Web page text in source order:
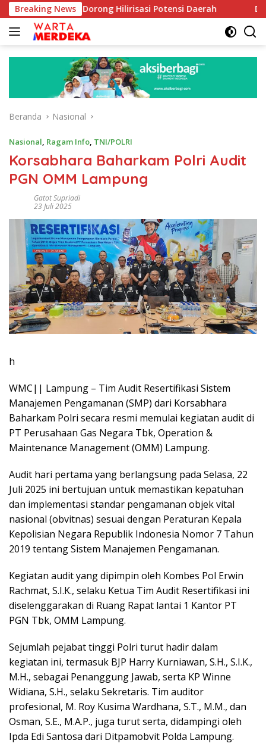
Langsung
ke
konten
Breaking News
Dorong Hilirisasi Potensi Daerah DPR Dorong
Beranda Nasional
Nasional, Ragam Info, TNI/POLRI
Korsabhara Baharkam Polri Audit
PGN OMM Lampung
Gatot Supriadi
23 Juli 2025
h
WMC|| Lampung – Tim Audit Resertifikasi Sistem
Manajemen Pengamanan (SMP) dari Korsabhara
Baharkam Polri secara resmi memulai kegiatan audit di
PT Perusahaan Gas Negara Tbk, Operation &
Maintenance Management (OMM) Lampung.
Audit hari pertama yang berlangsung pada Selasa, 22
Juli 2025 ini bertujuan untuk memastikan kepatuhan
dan implementasi standar pengamanan objek vital
nasional (obvitnas) sesuai dengan Peraturan Kepala
Kepolisian Negara Republik Indonesia Nomor 7 Tahun
2019 tentang Sistem Manajemen Pengamanan.
Kegiatan audit yang dipimpin oleh Kombes Pol Erwin
Rachmat, S.I.K., selaku Ketua Tim Audit Resertifikasi ini
diselenggarakan di Ruang Rapat lantai 1 Kantor PT
PGN Tbk, OMM Lampung.
Sejumlah pejabat tinggi Polri turut hadir dalam
kegiatan ini, termasuk BJP Harry Kurniawan, S.H., S.I.K.,
M.H., sebagai Penanggung Jawab, serta KP Winne
Widiana, S.H., selaku Sekretaris. Tim auditor
profesional, M. Roy Kusima Wardhana, S.T., M.M., dan
Osman, S.E., M.A.P., juga turut serta, didampingi oleh
Ipda Edi Santosa dari Ditpamobvit Polda Lampung.